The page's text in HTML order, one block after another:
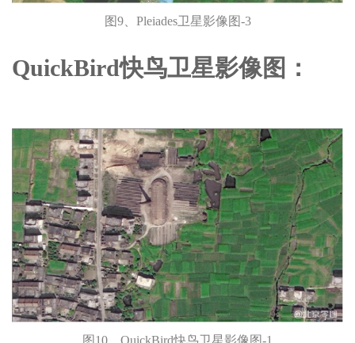
图9、Pleiades卫星影像图-3
QuickBird快鸟卫星影像图：